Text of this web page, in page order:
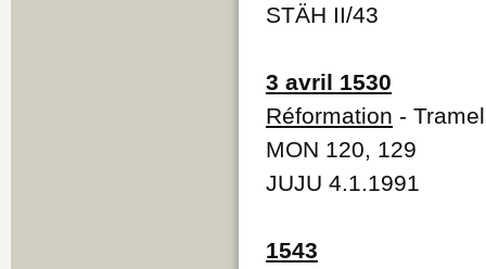
STÄH II/43
3 avril 1530
Réformation -
MON 120, 129
JUJU 4.1.1991
1543